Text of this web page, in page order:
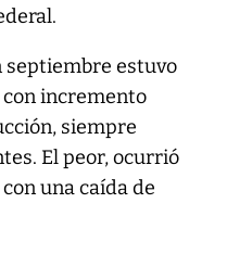
estuvo
con incremento
siempre
El peor, ocurrió
una caída de